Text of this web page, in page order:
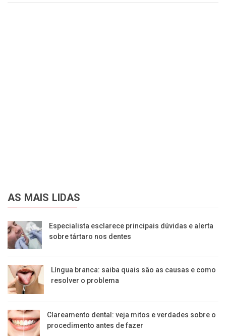
AS MAIS LIDAS
Especialista esclarece principais dúvidas e alerta
sobre tártaro nos dentes
Língua branca: saiba quais são as causas e como
resolver o problema
Clareamento dental: veja mitos e verdades sobre o
procedimento antes de fazer